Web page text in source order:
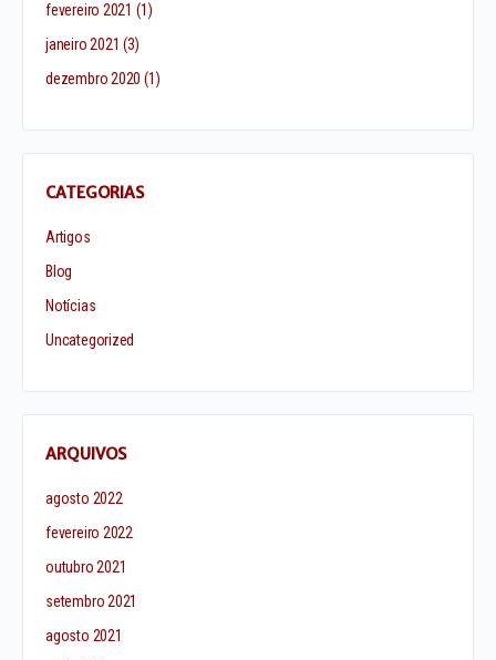
fevereiro 2021 (1)
janeiro 2021 (3)
dezembro 2020 (1)
CATEGORIAS
Artigos
Blog
Notícias
Uncategorized
ARQUIVOS
agosto 2022
fevereiro 2022
outubro 2021
setembro 2021
agosto 2021